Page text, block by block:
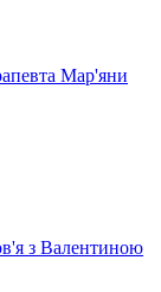
Мар'яни
з Валентиною